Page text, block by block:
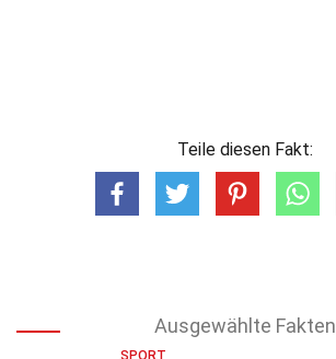
Teile diesen Fakt:
Ausgewählte Fakten
SPORT